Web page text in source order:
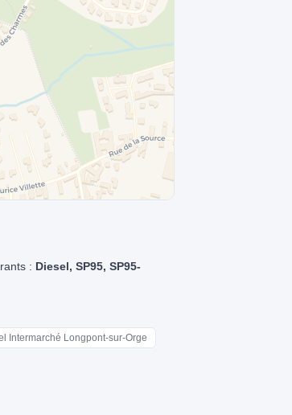
: Diesel, SP95, SP95-
Intermarché Longpont-sur-Orge